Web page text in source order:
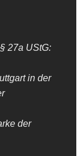
27a UStG:
in der
der